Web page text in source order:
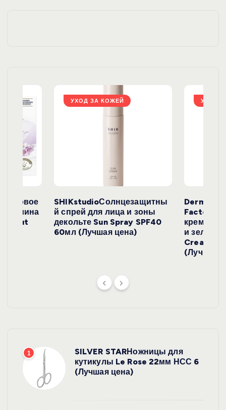
з
а
п
с
е
й
жасмина
УХОД ЗА КОЖЕЙ
SHIKstudioСолнцезащитны
й спрей для лица и зоны
декольте Sun Spray SPF40
60мл (Лучшая цена)
УХОД
Derma
крем с
и
Cream
(Лучшая
1
SILVER STARНожницы для
кутикулы Le Rose 22мм НСС 6
(Лучшая цена)